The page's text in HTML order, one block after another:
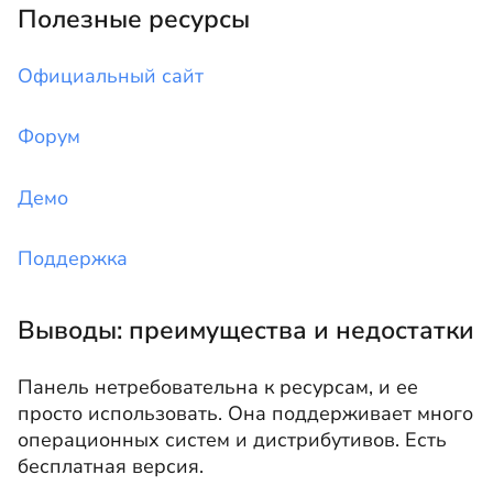
Полезные ресурсы
Официальный сайт
Форум
Демо
Поддержка
Выводы: преимущества и недостатки
Панель нетребовательна к ресурсам, и ее
просто использовать. Она поддерживает много
операционных систем и дистрибутивов. Есть
бесплатная версия.